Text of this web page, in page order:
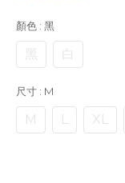
顏色 : 黑
黑 白
尺寸 : M
M L XL